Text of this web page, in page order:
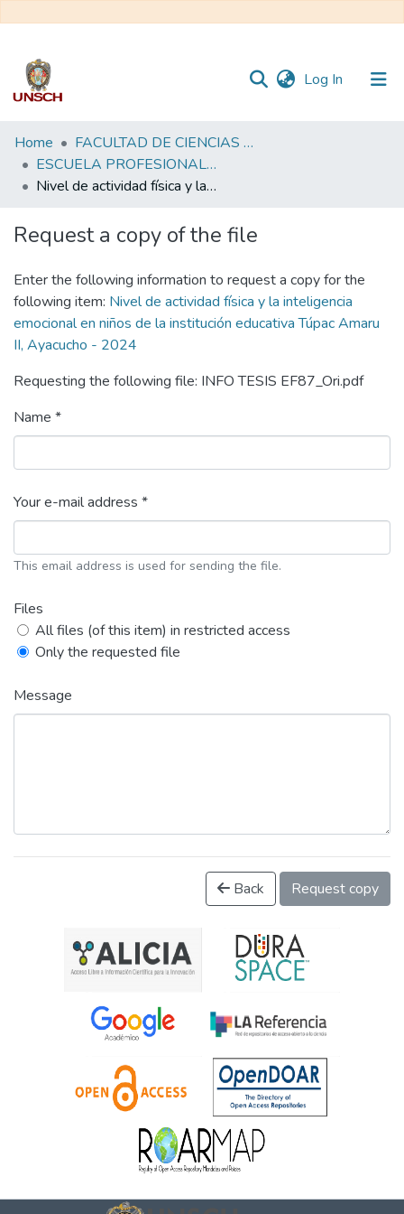
Log In (current)
Communities
&
Collections
Home
FACULTAD DE CIENCIAS DE LA EDUCACIÓN
ESCUELA PROFESIONAL DE EDUCACIÓN FÍSICA
Nivel de actividad física y la inteligencia emocional en niños de la institución educativa Túpac Amaru II, Ayacucho - 2024
Request a copy of the file
Enter the following information to request a copy for the
following item: Nivel de actividad física y la inteligencia
emocional en niños de la institución educativa Túpac Amaru
II, Ayacucho - 2024
Requesting the following file: INFO TESIS EF87_Ori.pdf
Name *
Your e-mail address *
This email address is used for sending the file.
Files
All files (of this item) in restricted access
Only the requested file
Message
Back Request copy